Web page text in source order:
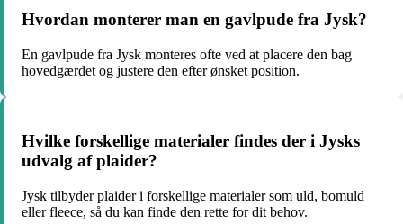
Hvordan monterer man en gavlpude fra Jysk?
En gavlpude fra Jysk monteres ofte ved at placere den bag
hovedgærdet og justere den efter ønsket position.
Hvilke forskellige materialer findes der i Jysks
udvalg af plaider?
Jysk tilbyder plaider i forskellige materialer som uld, bomuld
eller fleece, så du kan finde den rette for dit behov.